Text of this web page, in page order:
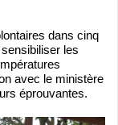
dans cinq
les
avec le ministère
éprouvantes.